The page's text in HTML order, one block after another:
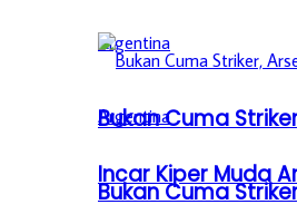
Bukan Cuma
Incar Kiper Muda
Bukan Cuma